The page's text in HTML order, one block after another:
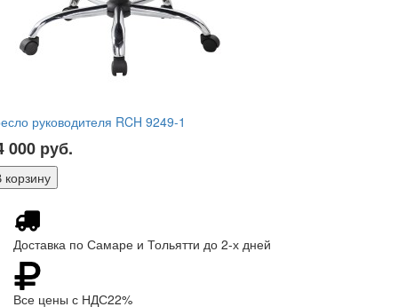
руководителя RCH 9249-1
000 руб.
Доставка по Самаре и Тольятти до 2-х дней
Все цены с НДС22%